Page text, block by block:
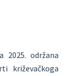
2025. održana
križevačkoga